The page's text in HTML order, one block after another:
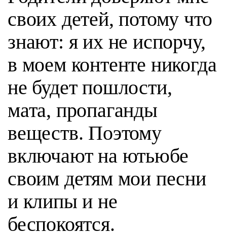
своих детей, потому что
знают: я их не испорчу,
в моем контенте никогда
не будет пошлости,
мата, пропаганды
веществ. Поэтому
включают на ютьюбе
своим детям мои песни
и клипы и не
беспокоятся.